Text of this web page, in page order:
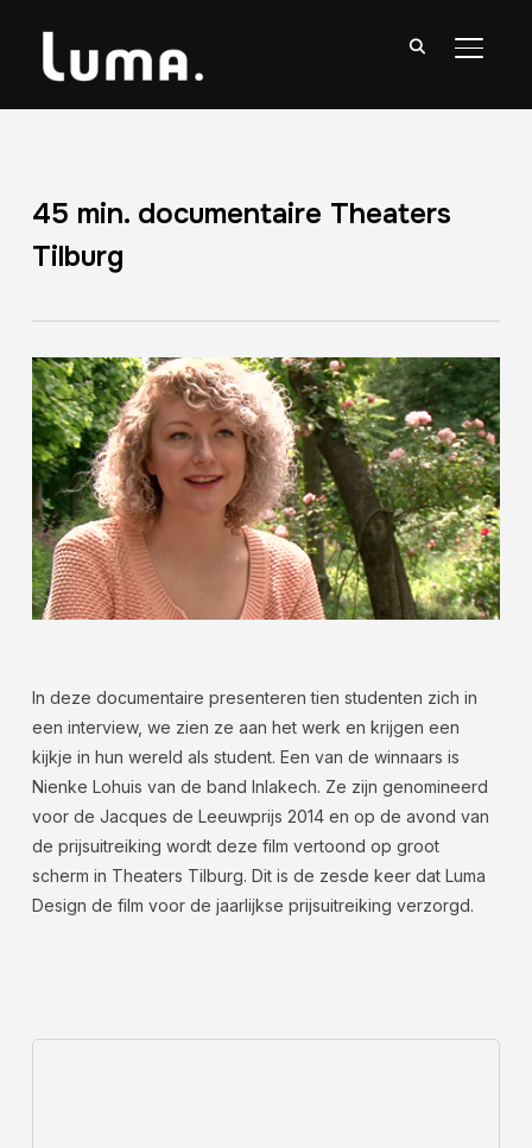
45 min. documentaire Theaters
Tilburg
In deze documentaire presenteren tien studenten zich in
een interview, we zien ze aan het werk en krijgen een
kijkje in hun wereld als student. Een van de winnaars is
Nienke Lohuis van de band Inlakech. Ze zijn genomineerd
voor de Jacques de Leeuwprijs 2014 en op de avond van
de prijsuitreiking wordt deze film vertoond op groot
scherm in Theaters Tilburg. Dit is de zesde keer dat Luma
Design de film voor de jaarlijkse prijsuitreiking verzorgd.